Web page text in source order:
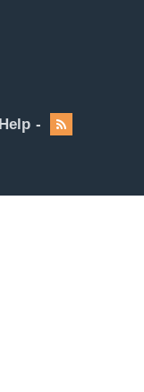
Help